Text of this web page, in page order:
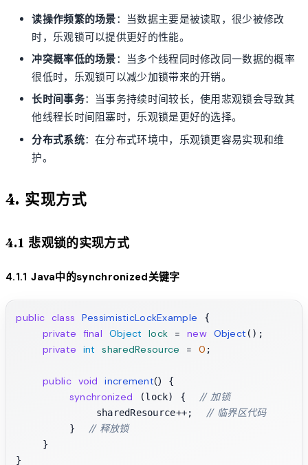
读操作频繁的场景：当数据主要是被读取，很少被修改
时，乐观锁可以提供更好的性能。
冲突概率低的场景：当多个线程同时修改同一数据的概率
很低时，乐观锁可以减少加锁带来的开销。
长时间事务：当事务持续时间较长，使用悲观锁会导致其
他线程长时间阻塞时，乐观锁是更好的选择。
分布式系统：在分布式环境中，乐观锁更容易实现和维
护。
4. 实现方式
4.1 悲观锁的实现方式
4.1.1 Java中的synchronized关键字
public class PessimisticLockExample {
private final Object lock = new Object ();
private int sharedResource = 0 ;
public void increment() {
synchronized (lock) { // 加锁
            sharedResource++;
// 临界区代码
        }
// 释放锁
    }